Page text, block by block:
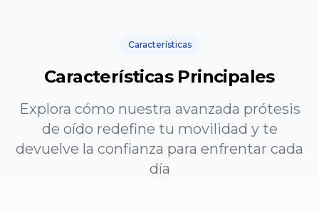
Características
Características Principales
Explora cómo nuestra avanzada prótesis
de oído redefine tu movilidad y te
devuelve la confianza para enfrentar cada
día